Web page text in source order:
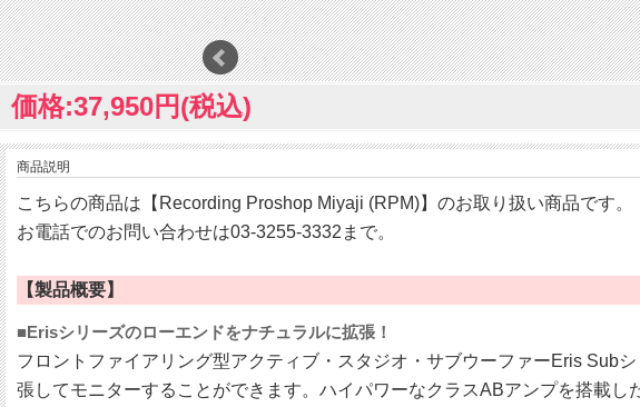
価格:37,950円(税込)
商品説明
こちらの商品は【Recording Proshop Miyaji (RPM)】のお取り扱い商品です。
お電話でのお問い合わせは03-3255-3332まで。
【製品概要】
■Erisシリーズのローエンドをナチュラルに拡張！
フロントファイアリング型アクティブ・スタジオ・サブウーファーEris Sub
張してモニターすることができます。ハイパワーなクラスABアンプを搭載